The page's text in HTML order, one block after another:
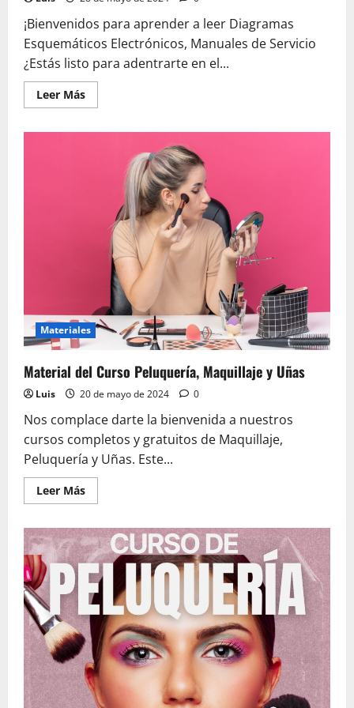
¡Bienvenidos para aprender a leer Diagramas
Esquemáticos Electrónicos, Manuales de Servicio
¿Estás listo para adentrarte en el...
Leer MásLeer
más
Diagramas
Esquemáticos
Electrónicos,
Manuales
Servicio
Materiales
Material del Curso Peluquería, Maquillaje y Uñas
Luis 20 de mayo de 2024 0
Nos complace darte la bienvenida a nuestros
cursos completos y gratuitos de Maquillaje,
Peluquería y Uñas. Este...
Leer MásLeer
más
Material
del
Curso
Peluquería,
Maquillaje
y
Uñas